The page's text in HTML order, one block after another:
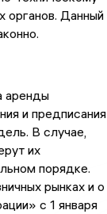
органов. Данный
аренды
и предписания
В случае,
их
порядке.
рынках и о
с 1 января